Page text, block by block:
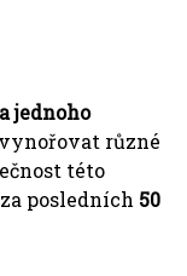
jednoho
různé
této
posledních 50